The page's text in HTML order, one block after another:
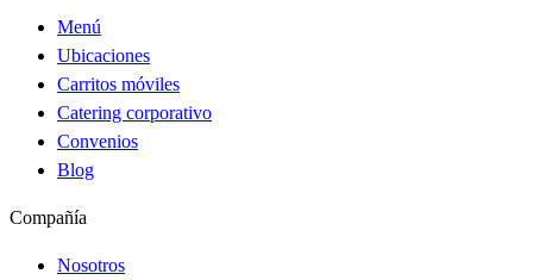
Menú
Ubicaciones
Carritos móviles
Catering corporativo
Convenios
Blog
Compañía
Nosotros